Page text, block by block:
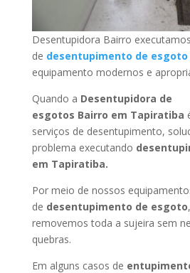
Desentupidora Bairro
de desentupimento de esgoto
equipamento modernos e
Quando a Desentupidora de
esgotos Bairro em Tapiratiba
serviços de desentupimento,
problema executando
em Tapiratiba.
Por meio de nossos
de desentupimento de esgoto
removemos toda a sujeira sem
quebras.
Em alguns casos de